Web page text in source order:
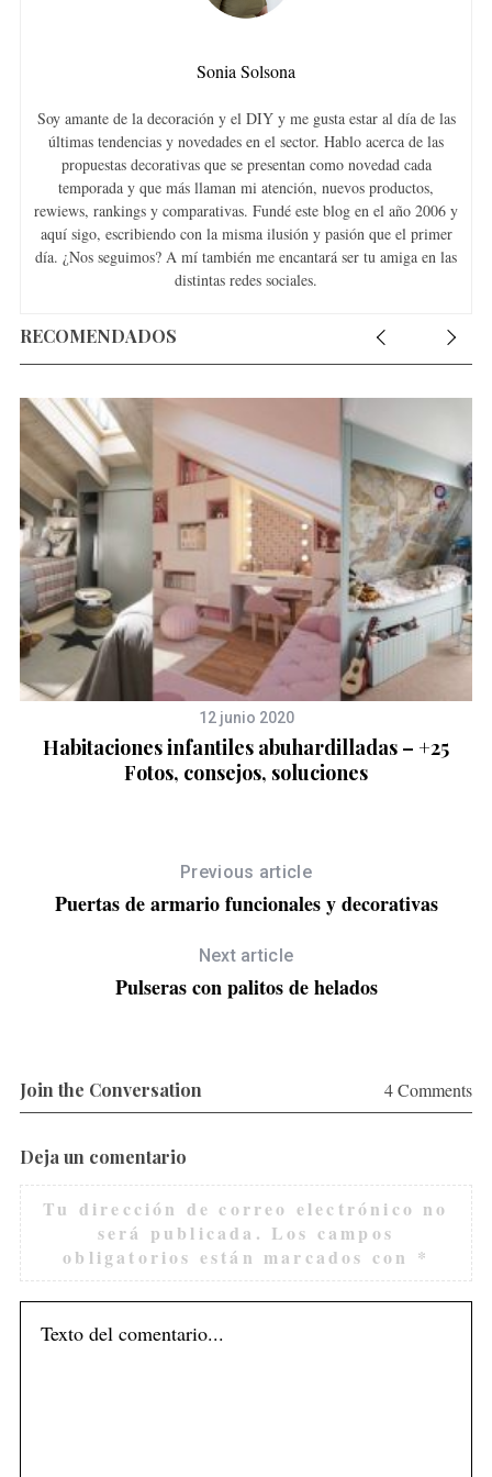
Sonia Solsona
Soy amante de la decoración y el DIY y me gusta estar al día de las
últimas tendencias y novedades en el sector. Hablo acerca de las
propuestas decorativas que se presentan como novedad cada
temporada y que más llaman mi atención, nuevos productos,
rewiews, rankings y comparativas. Fundé este blog en el año 2006 y
aquí sigo, escribiendo con la misma ilusión y pasión que el primer
día. ¿Nos seguimos? A mí también me encantará ser tu amiga en las
distintas redes sociales.
RECOMENDADOS
12 junio 2020
Habitaciones infantiles abuhardilladas – +25
Fotos, consejos, soluciones
Previous article
Puertas de armario funcionales y decorativas
Next article
Pulseras con palitos de helados
Join the Conversation 4 Comments
Deja un comentario
Tu dirección de correo electrónico no
será publicada. Los campos
obligatorios están marcados con *